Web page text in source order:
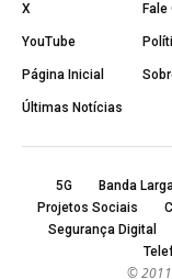
X
YouTube
Página Inicial
Últimas Notícias
5G Banda
Projetos Sociais
Segurança Digital
©